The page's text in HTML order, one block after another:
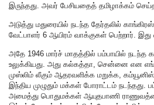
இருந்தது. அவர் பேசியதைத் தமிழாக்கம்
அடுத்து மதுரையில் நடந்த தேர்தலில்
வேட்பாளர் 6 ஆயிரம் வாக்குகள் பெற்றார். இது
அதே 1946 மார்ச் மாதத்தில் பம்பாயில் நடந்த
உலுக்கியது. அது கல்கத்தா, சென்னை என
முஸ்லிம் லீகும் ஆதரவளிக்க மறுக்க,
இந்திய முழுதும் மக்கள் போராட்டம் நடந்தது.
அமைத்து பொதுமக்கள் ஆயுதபாணி